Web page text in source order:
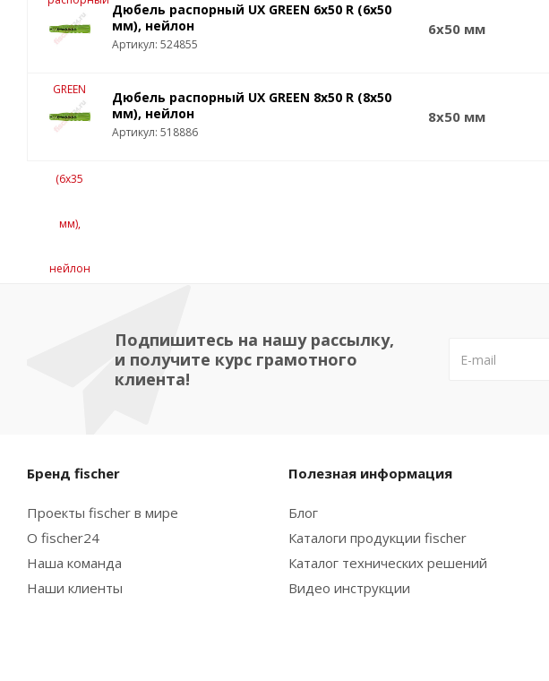
Дюбель распорный UX GREEN 6x50 R (6x50
мм), нейлон
Артикул: 524855
6x50 мм
Дюбель распорный UX GREEN 8x50 R (8x50
мм), нейлон
Артикул: 518886
8x50 мм
Подпишитесь на нашу рассылку,
и получите курс грамотного
клиента!
Бренд fischer
Проекты fischer в мире
О fischer24
Наша команда
Наши клиенты
Полезная информация
Блог
Каталоги продукции fischer
Каталог технических решений
Видео инструкции